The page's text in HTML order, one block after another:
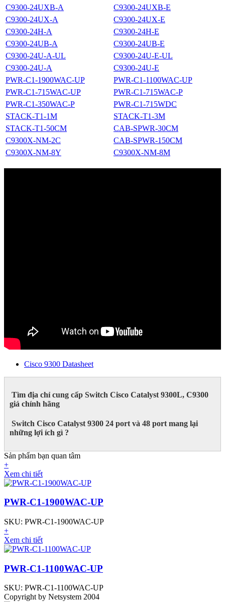
C9300-24UXB-A
C9300-24UXB-E
C9300-24UX-A
C9300-24UX-E
C9300-24H-A
C9300-24H-E
C9300-24UB-A
C9300-24UB-E
C9300-24U-A-UL
C9300-24U-E-UL
C9300-24U-A
C9300-24U-E
PWR-C1-1900WAC-UP
PWR-C1-1100WAC-UP
PWR-C1-715WAC-UP
PWR-C1-715WAC-P
PWR-C1-350WAC-P
PWR-C1-715WDC
STACK-T1-1M
STACK-T1-3M
STACK-T1-50CM
CAB-SPWR-30CM
C9300X-NM-2C
CAB-SPWR-150CM
C9300X-NM-8Y
C9300X-NM-8M
Cisco 9300 Datasheet
Tìm địa chỉ cung cấp Switch Cisco Catalyst 9300L, C9300
giá chính hãng
Switch Cisco Catalyst 9300 24 port và 48 port mang lại
những lợi ích gì ?
Sản phẩm bạn quan tâm
+
Xem chi tiết
PWR-C1-1900WAC-UP
SKU: PWR-C1-1900WAC-UP
+
Xem chi tiết
PWR-C1-1100WAC-UP
SKU: PWR-C1-1100WAC-UP
Copyright by Netsystem 2004